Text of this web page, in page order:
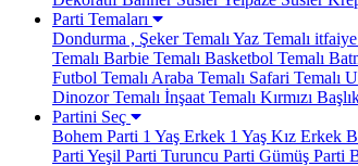
Parti Temaları
Dondurma , Şeker Temalı Yaz Temalı itfaiye
Temalı Barbie Temalı Basketbol Temalı
Futbol Temalı Araba Temalı Safari Temalı
Dinozor Temalı İnşaat Temalı Kırmızı
Partini Seç
Bohem Parti 1 Yaş Erkek 1 Yaş Kız Erkek
Parti Yeşil Parti Turuncu Parti Gümüş Parti